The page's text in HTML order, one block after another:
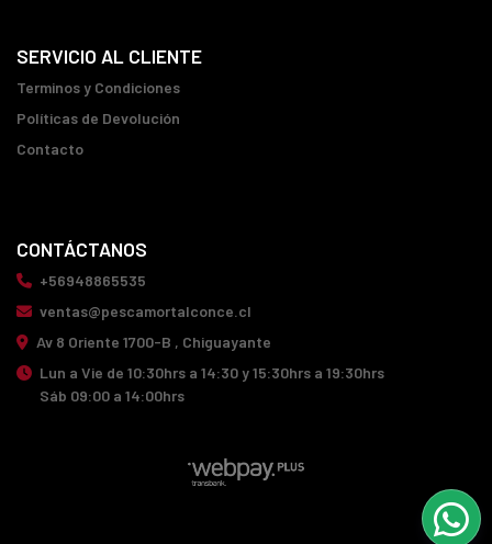
SERVICIO AL CLIENTE
Terminos y Condiciones
Políticas de Devolución
Contacto
CONTÁCTANOS
+56948865535
ventas@pescamortalconce.cl
Av 8 Oriente 1700-B , Chiguayante
Lun a Vie de 10:30hrs a 14:30 y 15:30hrs a 19:30hrs
Sáb 09:00 a 14:00hrs